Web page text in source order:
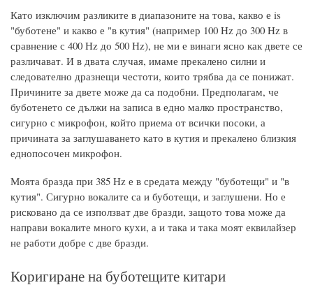
Като изключим разликите в диапазоните на това, какво е is
"буботене" и какво е "в кутия" (например 100 Hz до 300 Hz в
сравнение с 400 Hz до 500 Hz), не ми е винаги ясно как двете се
различават. И в двата случая, имаме прекалено силни и
следователно дразнещи честоти, които трябва да се понижат.
Причините за двете може да са подобни. Предполагам, че
буботенето се дължи на записа в едно малко пространство,
сигурно с микрофон, който приема от всички посоки, а
причината за заглушаването като в кутия и прекалено близкия
еднопосочен микрофон.
Моята бразда при 385 Hz е в средата между "буботещи" и "в
кутия". Сигурно вокалите са и буботещи, и заглушени. Но е
рисковано да се използват две бразди, защото това може да
направи вокалите много кухи, а и така и така моят еквилайзер
не работи добре с две бразди.
Коригиране на буботещите китари